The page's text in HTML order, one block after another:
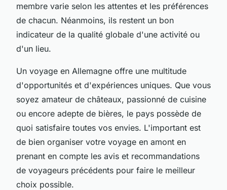
membre varie selon les attentes et les préférences
de chacun. Néanmoins, ils restent un bon
indicateur de la qualité globale d'une activité ou
d'un lieu.
Un voyage en Allemagne offre une multitude
d'opportunités et d'expériences uniques. Que vous
soyez amateur de châteaux, passionné de cuisine
ou encore adepte de bières, le pays possède de
quoi satisfaire toutes vos envies. L'important est
de bien organiser votre voyage en amont en
prenant en compte les avis et recommandations
de voyageurs précédents pour faire le meilleur
choix possible.